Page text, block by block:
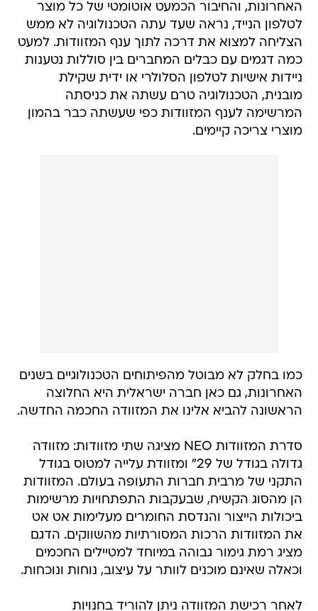
האחרונות, והחיבור הכמעט אוטומטי של כל מוצר
לטלפון הנייד, נראה שעד עתה הטכנולוגיה לא ממש
הצליחה למצוא את דרכה לתוך ענף המזוודות. למעט
כמה דגמים עם כבלים המחברים בין סוללות נטענות
ניידות אישיות לטלפון הסלולרי או ידית שקילת
מובנית, הטכנולוגיה טרם עשתה את כניסתה
המרשימה לענף המזוודות כפי שעשתה כבר בהמון
מוצרי צריכה קיימים.
כמו בחלק לא מבוטל מהפיתוחים הטכנולוגיים בשנים
האחרונות, גם כאן חברה ישראלית היא החלוצה
הראשונה להביא אלינו את המזוודה החכמה החדשה.
סדרת המזוודות NEO מציגה שתי מזוודות: מזוודה
גדולה בגודל של 29" ומזוודת עלייה למטוס בגודל
התקני של מרבית חברות התעופה בעולם. המזוודות
הן מהסוג הקשיח, שבעקבות התפתחויות מרשימות
ביכולות הייצור והנדסת החומרים מעלימות אט אט
את המזוודות הרכות המסורתיות מהשווקים. הדגם
מציג רמת גימור גבוהה במיוחד למטיילים החכמים
וכאלה שאינם מוכנים לוותר על עיצוב, נוחות ונוכחות.
לאחר רכישת המזוודה ניתן להוריד בחנויות